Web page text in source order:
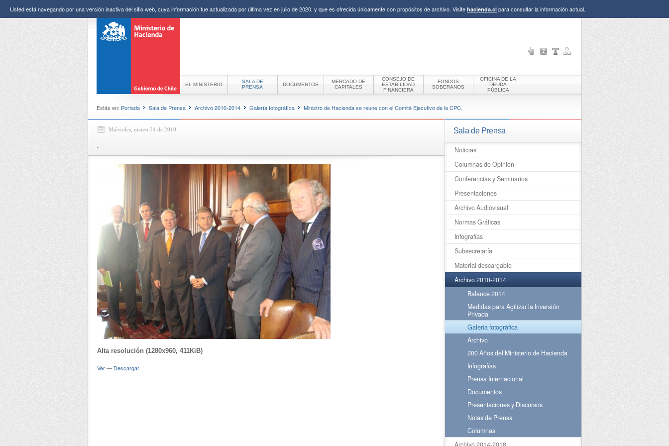
Usted está navegando por una versión inactiva del sitio web, cuya información fue actualizada por última vez en julio de 2020, y que es ofrecida únicamente con propósitos de archivo. Visite hacienda.cl para consultar la información actual.
EL MINISTERIO
SALA DE
PRENSA
DOCUMENTOS
MERCADO DE
CAPITALES
CONSEJO DE
ESTABILIDAD
FINANCIERA
FONDOS
SOBERANOS
OFICINA DE LA
DEUDA
PÚBLICA
Estás en: Portada Sala de Prensa Archivo 2010-2014 Galería fotográfica Ministro de Hacienda se reune con el Comité Ejecutivo de la CPC.
Sala de Prensa
Noticias
Columnas de Opinión
Conferencias y Seminarios
Presentaciones
Archivo Audiovisual
Normas Gráficas
Infografías
Subsecretaría
Material descargable
Archivo 2010-2014
Balance 2014
Medidas para Agilizar la Inversión
Privada
Galería fotográfica
Archivo
200 Años del Ministerio de Hacienda
Infografías
Prensa Internacional
Documentos
Presentaciones y Discursos
Notas de Prensa
Columnas
Miércoles, marzo 24 de 2010
.
Alta resolución (1280x960, 411KiB)
Ver— Descargar